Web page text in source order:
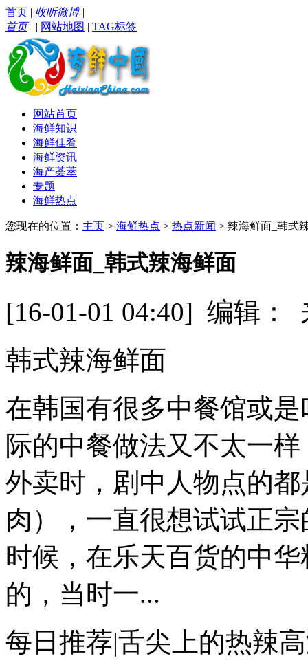
首页 | 收听微博|
首页| | 网站地图 | TAG标签
网站首页
海鲜知识
海鲜佳肴
海鲜资讯
海产荟萃
专题
海鲜热点
您现在的位置： 主页 > 海鲜热点 > 热点新闻 > 辣海鲜面_韩式
辣海鲜面_韩式辣海鲜面
[16-01-01 04:40] 编辑
韩式辣海鲜面
在韩国有很多中餐馆或
际的中餐做法又不太一
外卖时，剧中人物点的
肉），一直很想试试正
时候，在乐天百货的中
的，当时一...
每日推荐|舌尖上的热辣